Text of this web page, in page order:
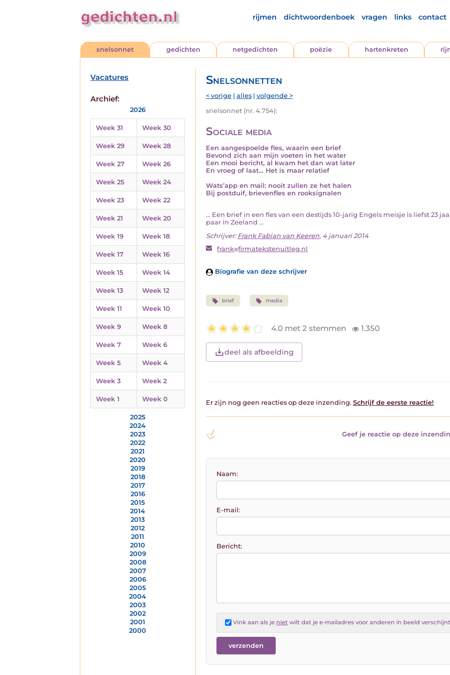
rijmen dichtwoordenboek vragen links contact
snelsonnet gedichten netgedichten poëzie hartenkreten
Vacatures
Archief:
2026
Week 31 Week 30
Week 29 Week 28
Week 27 Week 26
Week 25 Week 24
Week 23 Week 22
Week 21 Week 20
Week 19 Week 18
Week 17 Week 16
Week 15 Week 14
Week 13 Week 12
Week 11 Week 10
Week 9 Week 8
Week 7 Week 6
Week 5 Week 4
Week 3 Week 2
Week 1 Week 0
2025
2024
2023
2022
2021
2020
2019
2018
2017
2016
2015
2014
2013
2012
2011
2010
2009
2008
2007
2006
2005
2004
2003
2002
2001
2000
Snelsonnetten
< vorige| alles| volgende >
snelsonnet (nr. 4.754):
Sociale media
Een aangespoelde fles, waarin een brief
Bevond zich aan mijn voeten in het water
Een mooi bericht, al kwam het dan wat later
En vroeg of laat… Het is maar relatief
Wats’app en mail: nooit zullen ze het halen
Bij postduif, brievenfles en rooksignalen
... Een brief in een fles van een destijds 10-jarig Engels meisje is liefst 23
paar in Zeeland ...
Schrijver: Frank Fabian van Keeren, 4 januari 2014
frank firmatekstenuitleg.nl
Biografie van deze schrijver
brief media
4.0 met 2 stemmen 1.350
deel als afbeelding
Er zijn nog geen reacties op deze inzending. Schrijf de eerste reactie!
Geef je reactie op deze
Naam:
E-mail:
Bericht:
Vink aan als je niet wilt dat je e-mailadres voor anderen in beeld verschijnt